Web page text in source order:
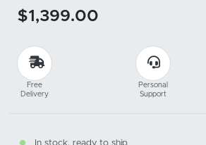
$1,399.00
Free
Delivery
Personal
Support
In stock, ready to ship